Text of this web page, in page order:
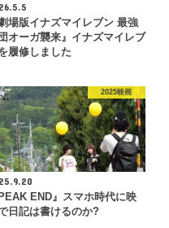
劇場版イナズマイレブン 最強
オーガ襲来』イナズマイレブ
履修しました
2025映画
PEAK END』スマホ時代に映
日記は書けるのか?